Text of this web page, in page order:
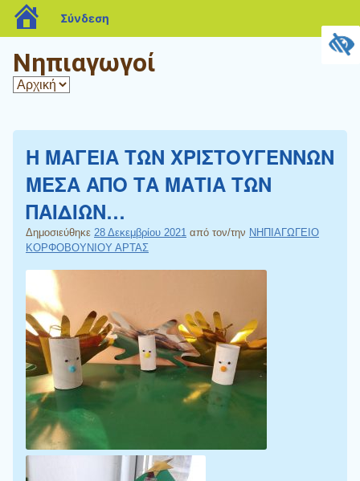
Νηπιαγωγοί
Η ΜΑΓΕΙΑ ΤΩΝ ΧΡΙΣΤΟΥΓΕΝΝΩΝ
ΜΕΣΑ ΑΠΟ ΤΑ ΜΑΤΙΑ ΤΩΝ
ΠΑΙΔΙΩΝ…
Δημοσιεύθηκε 28 Δεκεμβρίου 2021 από τον/την ΝΗΠΙΑΓΩΓΕΙΟ
ΚΟΡΦΟΒΟΥΝΙΟΥ ΑΡΤΑΣ
blogs.sch.gr
Σύνδεση